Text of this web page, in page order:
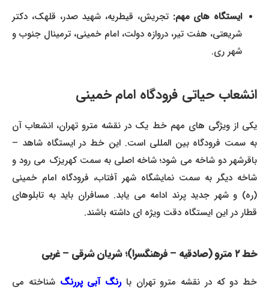
ایستگاه های مهم:تجریش، قیطریه، شهید صدر، قلهک، دکتر
شریعتی، هفت تیر، دروازه دولت، امام خمینی، ترمینال جنوب و
شهر ری.
انشعاب حیاتی فرودگاه امام خمینی
یکی از ویژگی های مهم خط یک در نقشه مترو تهران، انشعاب آن
به سمت فرودگاه بین المللی است. این خط در ایستگاه شاهد –
باقرشهر دو شاخه می شود؛ شاخه اصلی به سمت کهریزک می رود و
شاخه دیگر به سمت نمایشگاه شهر آفتاب، فرودگاه امام خمینی
(ره) و شهر جدید پرند ادامه می یابد. مسافران باید به تابلوهای
قطار در این ایستگاه دقت ویژه ای داشته باشند.
خط ۲ مترو (صادقیه – فرهنگسرا)؛ شریان شرقی – غربی
خط دو که در نقشه مترو تهران با رنگ آبی پررنگشناخته می